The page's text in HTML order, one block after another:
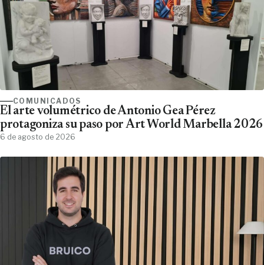
COMUNICADOS
El arte volumétrico de Antonio Gea Pérez
protagoniza su paso por Art World Marbella 2026
6 de agosto de 2026